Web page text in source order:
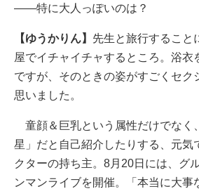
――特に大人っぽいのは？
【ゆうかりん】 先生と旅行すること
屋でイチャイチャするところ。浴衣
ですが、そのときの姿がすごくセク
思いました。
童顔＆巨乳という属性だけでなく
星」だと自己紹介したりする、元気
クターの持ち主。8月20日には、グ
ンマンライブを開催。「本当に大事